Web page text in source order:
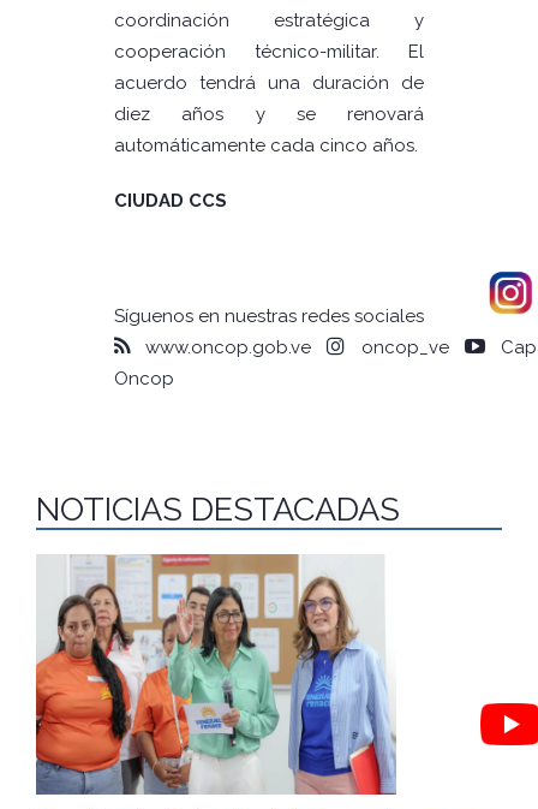
coordinación estratégica y
cooperación técnico-militar. El
acuerdo tendrá una duración de
diez años y se renovará
automáticamente cada cinco años.
CIUDAD CCS
Síguenos en nuestras redes sociales
www.oncop.gob.ve
oncop_ve
Oncop
NOTICIAS DESTACADAS